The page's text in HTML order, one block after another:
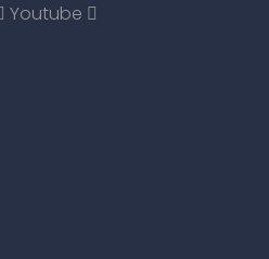
Youtube